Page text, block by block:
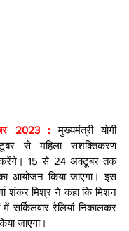
2023 : मुख्यमंत्री योगी
से महिला सशक्तिकरण
15 से 24 अक्टूबर तक
आयोजन किया जाएगा। इस
शंकर मिश्र ने कहा कि मिशन
सर्किलवार रैलियां निकालकर
जाएगा।